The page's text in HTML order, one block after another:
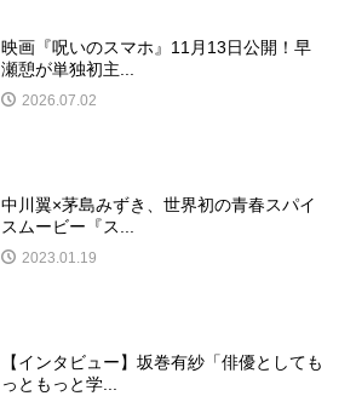
映画『呪いのスマホ』11月13日公開！早
瀬憩が単独初主...
2026.07.02
中川翼×茅島みずき、世界初の青春スパイ
スムービー『ス...
2023.01.19
【インタビュー】坂巻有紗「俳優としても
っともっと学...